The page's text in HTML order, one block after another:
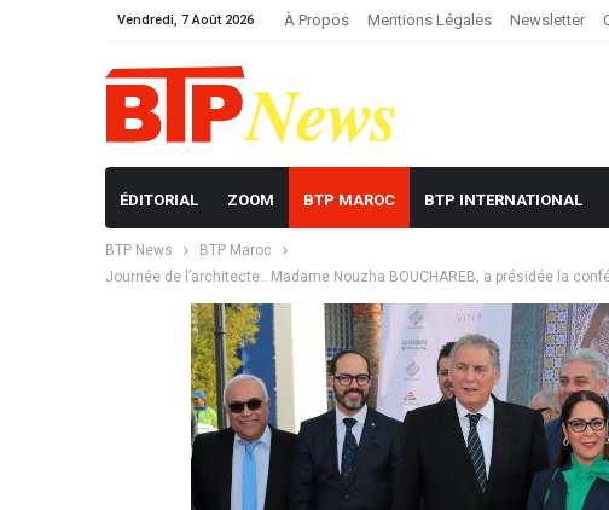
Vendredi, 7 Août 2026 À Propos Mentions Légales Newsletter
ÉDITORIAL ZOOM BTP MAROC BTP INTERNATIONAL
BTP News
BTP Maroc
Journée de l’architecte.. Madame Nouzha BOUCHAREB, a présidée la